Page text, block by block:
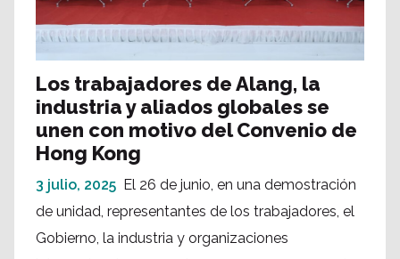
Los trabajadores de Alang, la
industria y aliados globales se
unen con motivo del Convenio de
Hong Kong
3 julio, 2025 El 26 de junio, en una demostración
de unidad, representantes de los trabajadores, el
Gobierno, la industria y organizaciones